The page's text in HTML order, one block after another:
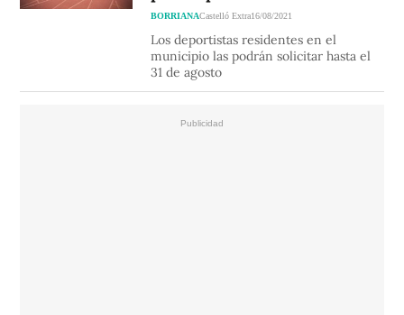
BORRIANACastelló Extra16/08/2021
Los deportistas residentes en el
municipio las podrán solicitar hasta el
31 de agosto